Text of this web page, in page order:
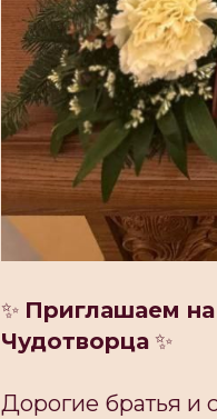
✨️ Приглашаем
Чудотворца ✨️
Дорогие братья и